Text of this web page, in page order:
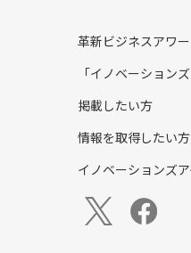
革新ビジネスアワー
「イノベーション
掲載したい方
情報を取得したい方
イノベーションズ